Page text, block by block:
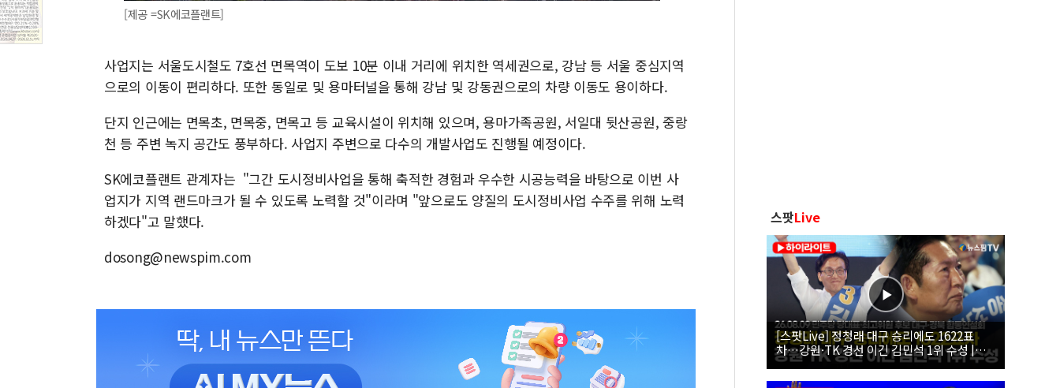
[제공 =SK에코플랜트]
사업지는 서울도시철도 7호선 면목역이 도보 10분 이내 거리에 위치한 역세권으로, 강남 등 서울 중심지역
으로의 이동이 편리하다. 또한 동일로 및 용마터널을 통해 강남 및 강동권으로의 차량 이동도 용이하다.
단지 인근에는 면목초, 면목중, 면목고 등 교육시설이 위치해 있으며, 용마가족공원, 서일대 뒷산공원, 중랑
천 등 주변 녹지 공간도 풍부하다. 사업지 주변으로 다수의 개발사업도 진행될 예정이다.
SK에코플랜트 관계자는 "그간 도시정비사업을 통해 축적한 경험과 우수한 시공능력을 바탕으로 이번 사
업지가 지역 랜드마크가 될 수 있도록 노력할 것"이라며 "앞으로도 양질의 도시정비사업 수주를 위해 노력
하겠다"고 말했다.
dosong@newspim.com
스팟Live
[스팟Live] 정청래 대구 승리에도 1622표
차…강원·TK 경선 이긴 김민석 1위 수성 |
26.08.09 더불어민주당 당대표·최고위원 후
보 대구·경북 합동연설회